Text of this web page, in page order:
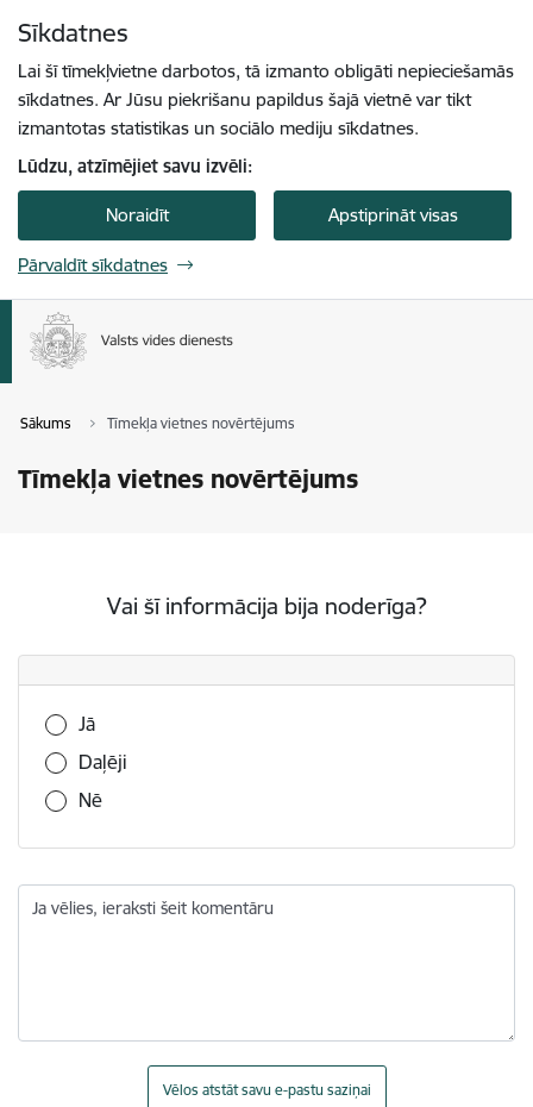
Sīkdatnes
Lai šī tīmekļvietne darbotos, tā izmanto obligāti nepieciešamās
sīkdatnes. Ar Jūsu piekrišanu papildus šajā vietnē var tikt
izmantotas statistikas un sociālo mediju sīkdatnes.
Lūdzu, atzīmējiet savu izvēli:
Noraidīt Apstiprināt visas
Pārvaldīt sīkdatnes
Sākums Tīmekļa vietnes novērtējums
Tīmekļa vietnes novērtējums
Vai šī informācija bija noderīga?
Vai šī informācija bija noderīga?
Jā
Daļēji
Nē
Ja vēlies, ieraksti šeit komentāru
Vēlos atstāt savu e-pastu saziņai